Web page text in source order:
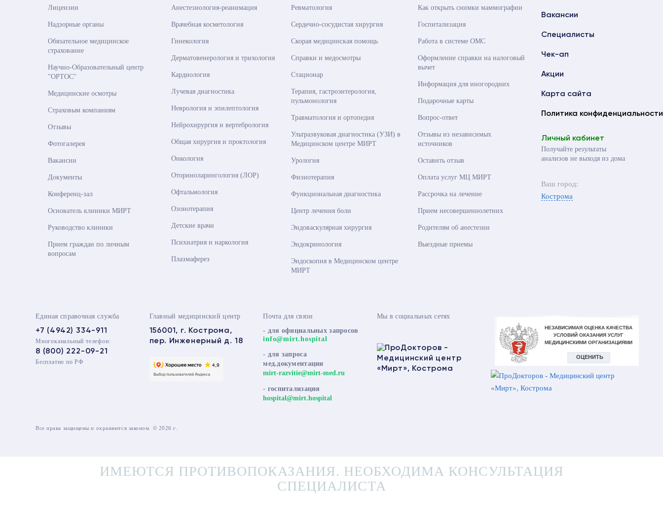
Лицензии
Надзорные органы
Обязательное медицинское
страхование
Научно-Образовательный центр
"ОРТОС"
Медицинские осмотры
Страховым компаниям
Отзывы
Фотогалерея
Вакансии
Документы
Конференц-зал
Основатель клиники МИРТ
Руководство клиники
Прием граждан по личным
вопросам
Анестезиология-реанимация
Врачебная косметология
Гинекология
Дерматовенерология и трихология
Кардиология
Лучевая диагностика
Неврология и эпилептология
Нейрохирургия и вертебрология
Общая хирургия и проктология
Онкология
Оториноларингология (ЛОР)
Офтальмология
Озонотерапия
Детские врачи
Психиатрия и наркология
Плазмаферез
Ревматология
Сердечно-сосудистая хирургия
Скорая медицинская помощь
Справки и медосмотры
Стационар
Терапия, гастроэнтерология,
пульмонология
Травматология и ортопедия
Ультразвуковая диагностика (УЗИ) в
Медицинском центре МИРТ
Урология
Физиотерапия
Функциональная диагностика
Центр лечения боли
Эндоваскулярная хирургия
Эндокринология
Эндоскопия в Медицинском центре
МИРТ
Как открыть снимки маммографии
Госпитализация
Работа в системе ОМС
Оформление справки на налоговый
вычет
Информация для иногородних
Подарочные карты
Вопрос-ответ
Отзывы из независимых
источников
Оставить отзыв
Оплата услуг МЦ МИРТ
Рассрочка на лечение
Прием несовершеннолетних
Родителям об анестезии
Выездные приемы
Вакансии
Специалисты
Чек-ап
Акции
Карта сайта
Политика конфиденциальности
Личный кабинет
Получайте результаты
анализов не выходя из дома
Ваш город:
Кострома
Единая справочная служба
+7 (4942) 334-911
Многоканальный телефон:
8 (800) 222-09-21
Бесплатно по РФ
Главный медицинский центр
156001, г. Кострома,
пер. Инженерный д. 18
Почта для связи
- для официальных запросов
info@mirt.hospital
- для запроса
мед.документации
mirt-razvitie@mirt-med.ru
- госпитализация
hospital@mirt.hospital
Мы в социальных сетях
Все права защищены и охраняются законом. © 2026 г.
ИМЕЮТСЯ ПРОТИВОПОКАЗАНИЯ. НЕОБХОДИМА КОНСУЛЬТАЦИЯ
СПЕЦИАЛИСТА